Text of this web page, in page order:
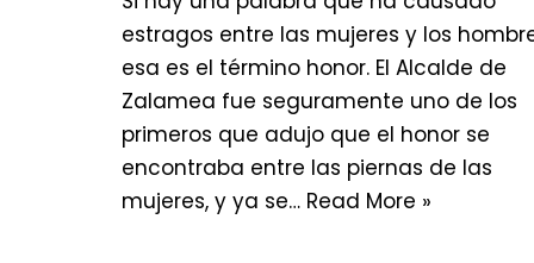
estragos entre las mujeres y los
esa es el término honor. El Alcalde de
Zalamea fue seguramente uno de los
primeros que adujo que el honor se
encontraba entre las piernas de las
mujeres, y ya se… Read More »